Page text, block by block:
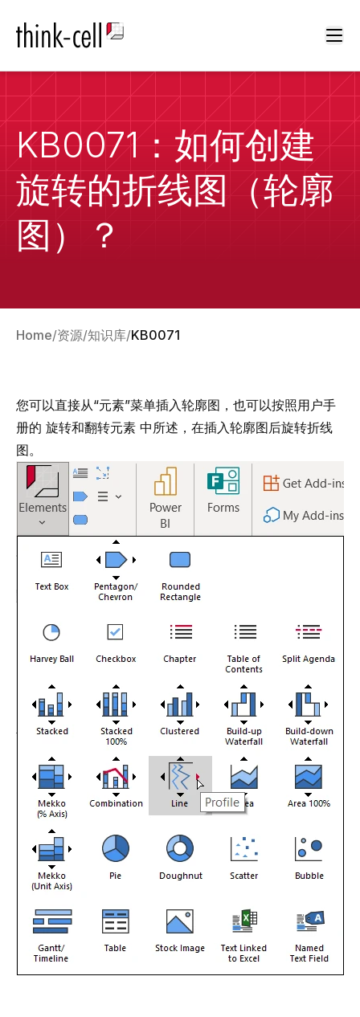
KB0071：如何创建
旋转的折线图（轮廓
图）？
Home 资源 知识库 KB0071
您可以直接从“元素”菜单插入轮廓图，也可以按照用户手
册的 旋转和翻转元素 中所述，在插入轮廓图后旋转折线
图。